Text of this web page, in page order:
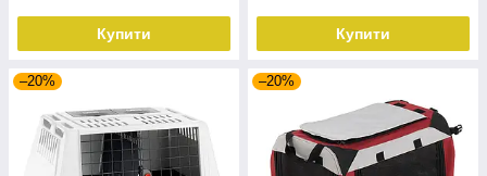
Купити Купити
–20% –20%